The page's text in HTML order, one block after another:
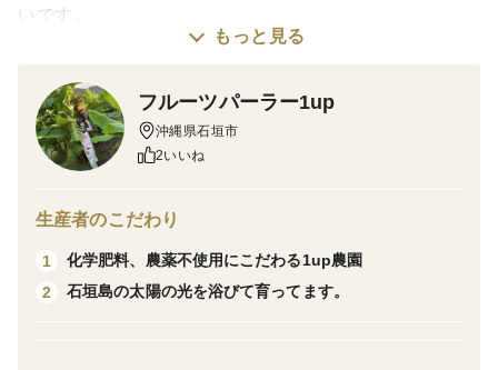
いです。
石垣島の太陽の光を浴びて
美味しい仕上がりになっています。
とても甘い品種でビタミン、ミネラル、食物繊維がとて
も豊富で美容や健康への効果も期待されています。
もっと見る
フルーツパーラー1up
沖縄県石垣市
2いいね
生産者のこだわり
1
化学肥料、農薬不使用にこだわる1up農園
2
石垣島の太陽の光を浴びて育ってます。